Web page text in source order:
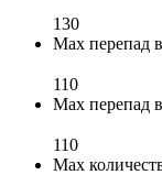
130
Max перепад
110
Max перепад
110
Max